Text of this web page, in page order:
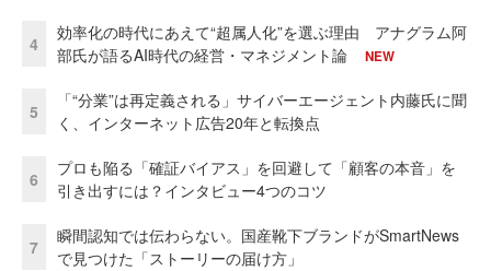
4
効率化の時代にあえて“超属人化”を選ぶ理由 アナグラム阿
部氏が語るAI時代の経営・マネジメント論
NEW
5
「“分業”は再定義される」サイバーエージェント内藤氏に聞
く、インターネット広告20年と転換点
6
プロも陥る「確証バイアス」を回避して「顧客の本音」を
引き出すには？インタビュー4つのコツ
7
瞬間認知では伝わらない。国産靴下ブランドがSmartNews
で見つけた「ストーリーの届け方」